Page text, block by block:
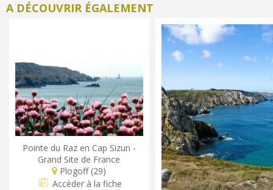
A DÉCOUVRIR ÉGALEMENT
Pointe du Raz en Cap Sizun -
Grand Site de France
Plogoff (29)
Accèder à la fiche